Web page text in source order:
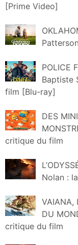
[Prime Video]
POLICE
Baptiste
film [Blu-ray]
DES
critique du film
Nolan :
VAIANA,
DU
critique du film